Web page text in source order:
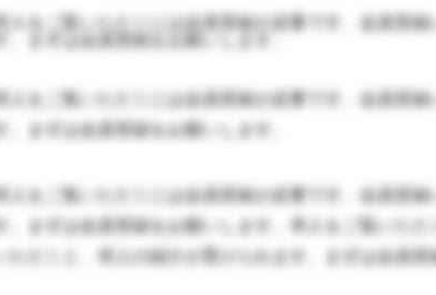
求人をご覧いただくには会員登録が必要です。会員登
す。まずは会員登録をお願いします。
求人をご覧いただくには会員登録が必要です。会員登
す。まずは会員登録をお願いします。
求人をご覧いただくには会員登録が必要です。会員登
す。まずは会員登録をお願いします。求人をご覧いた
いただくと、求人の紹介が受けられます。まずは会員登